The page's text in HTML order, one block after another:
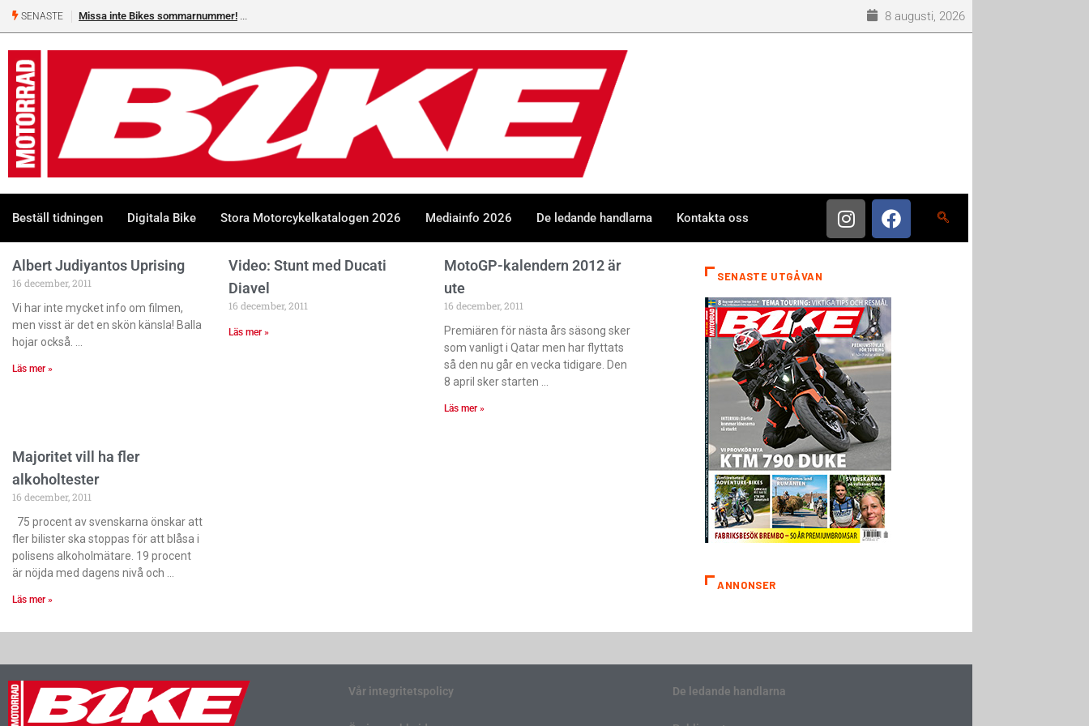
SENASTE Missa inte Bikes sommarnummer! 8 augusti, 2026
Beställ tidningen Digitala Bike Stora Motorcykelkatalogen 2026 Mediainfo 2026 De ledande handlarna Kontakta oss
Albert Judiyantos Uprising
16 december, 2011
Vi har inte mycket info om filmen,
men visst är det en skön känsla! Balla
hojar också.
Läs mer »
Video: Stunt med Ducati
Diavel
16 december, 2011
Läs mer »
MotoGP-kalendern 2012 är
ute
16 december, 2011
Premiären för nästa års säsong sker
som vanligt i Qatar men har flyttats
så den nu går en vecka tidigare. Den
8 april sker starten
Läs mer »
Majoritet vill ha fler
alkoholtester
16 december, 2011
75 procent av svenskarna önskar att
fler bilister ska stoppas för att blåsa i
polisens alkoholmätare. 19 procent
är nöjda med dagens nivå och
Läs mer »
SENASTE UTGÅVAN
ANNONSER
Vår integritetspolicy De ledande handlarna